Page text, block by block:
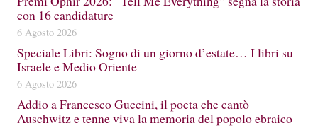
con 16 candidature
6 Agosto 2026
Speciale Libri: Sogno di un giorno d’estate… I libri su
Israele e Medio Oriente
6 Agosto 2026
Addio a Francesco Guccini, il poeta che cantò
Auschwitz e tenne viva la memoria del popolo ebraico